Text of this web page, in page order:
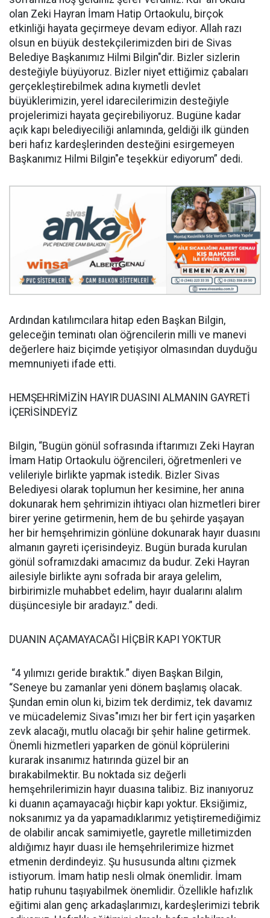
olan Zeki Hayran İmam Hatip Ortaokulu, birçok
etkinliği hayata geçirmeye devam ediyor. Allah razı
olsun en büyük destekçilerimizden biri de Sivas
Belediye Başkanımız Hilmi Bilgin"dir. Bizler sizlerin
desteğiyle büyüyoruz. Bizler niyet ettiğimiz çabaları
gerçekleştirebilmek adına kıymetli devlet
büyüklerimizin, yerel idarecilerimizin desteğiyle
projelerimizi hayata geçirebiliyoruz. Bugüne kadar
açık kapı belediyeciliği anlamında, geldiği ilk günden
beri hafız kardeşlerinden desteğini esirgemeyen
Başkanımız Hilmi Bilgin"e teşekkür ediyorum” dedi.
Ardından katılımcılara hitap eden Başkan Bilgin,
geleceğin teminatı olan öğrencilerin milli ve manevi
değerlere haiz biçimde yetişiyor olmasından duyduğu
memnuniyeti ifade etti.
HEMŞEHRİMİZİN HAYIR DUASINI ALMANIN GAYRETİ
İÇERİSİNDEYİZ
Bilgin, “Bugün gönül sofrasında iftarımızı Zeki Hayran
İmam Hatip Ortaokulu öğrencileri, öğretmenleri ve
velileriyle birlikte yapmak istedik. Bizler Sivas
Belediyesi olarak toplumun her kesimine, her anına
dokunarak hem şehrimizin ihtiyacı olan hizmetleri birer
birer yerine getirmenin, hem de bu şehirde yaşayan
her bir hemşehrimizin gönlüne dokunarak hayır duasını
almanın gayreti içerisindeyiz. Bugün burada kurulan
gönül soframızdaki amacımız da budur. Zeki Hayran
ailesiyle birlikte aynı sofrada bir araya gelelim,
birbirimizle muhabbet edelim, hayır dualarını alalım
düşüncesiyle bir aradayız.” dedi.
DUANIN AÇAMAYACAĞI HİÇBİR KAPI YOKTUR
“4 yılımızı geride bıraktık.” diyen Başkan Bilgin,
“Seneye bu zamanlar yeni dönem başlamış olacak.
Şundan emin olun ki, bizim tek derdimiz, tek davamız
ve mücadelemiz Sivas"ımızı her bir fert için yaşarken
zevk alacağı, mutlu olacağı bir şehir haline getirmek.
Önemli hizmetleri yaparken de gönül köprülerini
kurarak insanımız hatırında güzel bir an
bırakabilmektir. Bu noktada siz değerli
hemşehrilerimizin hayır duasına talibiz. Biz inanıyoruz
ki duanın açamayacağı hiçbir kapı yoktur. Eksiğimiz,
noksanımız ya da yapamadıklarımız yetiştiremediğimiz
de olabilir ancak samimiyetle, gayretle milletimizden
aldığımız hayır duası ile hemşehrilerimize hizmet
etmenin derdindeyiz. Şu hususunda altını çizmek
istiyorum. İmam hatip nesli olmak önemlidir. İmam
hatip ruhunu taşıyabilmek önemlidir. Özellikle hafızlık
eğitimi alan genç arkadaşlarımızı, kardeşlerimizi tebrik